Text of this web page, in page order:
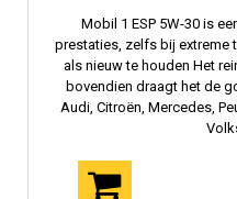
Mobil 1 ESP 5W-30 is
prestaties, zelfs bij extreme
als nieuw te houden Het
bovendien draagt ​​het de
Audi, Citroën, Mercedes,